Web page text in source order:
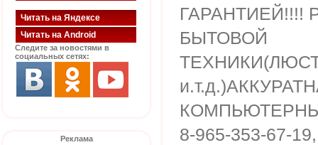
Читать на Яндексе
Читать на Android
Следите за новостями в
социальных сетях:
Реклама
БЫТОВОЙ
8-965-353-67-